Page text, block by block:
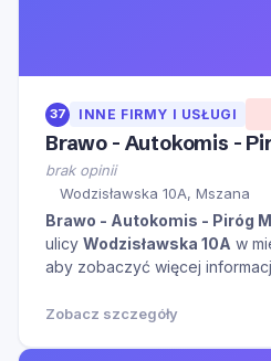
37 INNE FIRMY I USŁUGI
Brawo - Autokomis -
brak opinii
Wodzisławska 10A, Mszana
Brawo - Autokomis - Piróg
ulicy Wodzisławska 10A w
aby zobaczyć więcej
Zobacz szczegóły